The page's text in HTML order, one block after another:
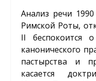
Анализ речи
Римской Роты,
II беспокоится
канонического
пастырства и
касается